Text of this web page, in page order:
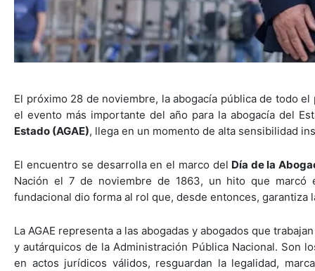
El próximo 28 de noviembre, la abogacía pública de todo
el evento más importante del año para la abogacía del
Estado (AGAE), llega en un momento de alta sensibilidad
El encuentro se desarrolla en el marco del Día de la
Nación el 7 de noviembre de 1863, un hito que
fundacional dio forma al rol que, desde entonces,
La AGAE representa a las abogadas y abogados que
y autárquicos de la Administración Pública Nacional.
en actos jurídicos válidos, resguardan la legalidad,